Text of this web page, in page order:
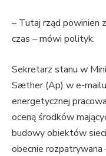
– Tutaj rząd powinien
czas – mówi polityk.
Sekretarz stanu w
Sæther (Ap) w e-
energetycznej
oceną środków
budowy obiektów
obecnie rozpatrywana